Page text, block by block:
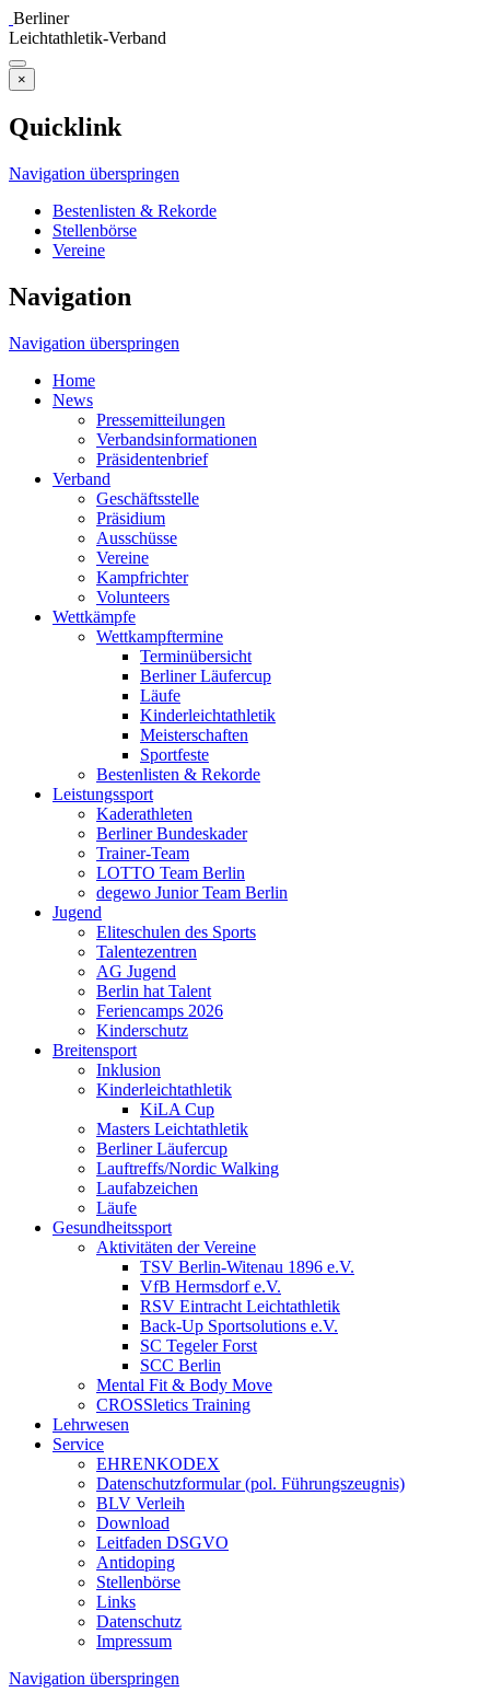
Berliner
Leichtathletik-Verband
×
Quicklink
Navigation überspringen
Bestenlisten & Rekorde
Stellenbörse
Vereine
Navigation
Navigation überspringen
Home
News
Pressemitteilungen
Verbandsinformationen
Präsidentenbrief
Verband
Geschäftsstelle
Präsidium
Ausschüsse
Vereine
Kampfrichter
Volunteers
Wettkämpfe
Wettkampftermine
Terminübersicht
Berliner Läufercup
Läufe
Kinderleichtathletik
Meisterschaften
Sportfeste
Bestenlisten & Rekorde
Leistungssport
Kaderathleten
Berliner Bundeskader
Trainer-Team
LOTTO Team Berlin
degewo Junior Team Berlin
Jugend
Eliteschulen des Sports
Talentezentren
AG Jugend
Berlin hat Talent
Feriencamps 2026
Kinderschutz
Breitensport
Inklusion
Kinderleichtathletik
KiLA Cup
Masters Leichtathletik
Berliner Läufercup
Lauftreffs/Nordic Walking
Laufabzeichen
Läufe
Gesundheitssport
Aktivitäten der Vereine
TSV Berlin-Witenau 1896 e.V.
VfB Hermsdorf e.V.
RSV Eintracht Leichtathletik
Back-Up Sportsolutions e.V.
SC Tegeler Forst
SCC Berlin
Mental Fit & Body Move
CROSSletics Training
Lehrwesen
Service
EHRENKODEX
Datenschutzformular (pol. Führungszeugnis)
BLV Verleih
Download
Leitfaden DSGVO
Antidoping
Stellenbörse
Links
Datenschutz
Impressum
Navigation überspringen